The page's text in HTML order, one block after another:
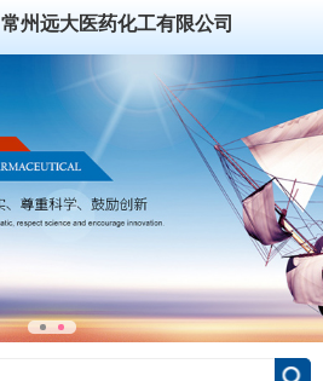
常州远大医药化工有限公司